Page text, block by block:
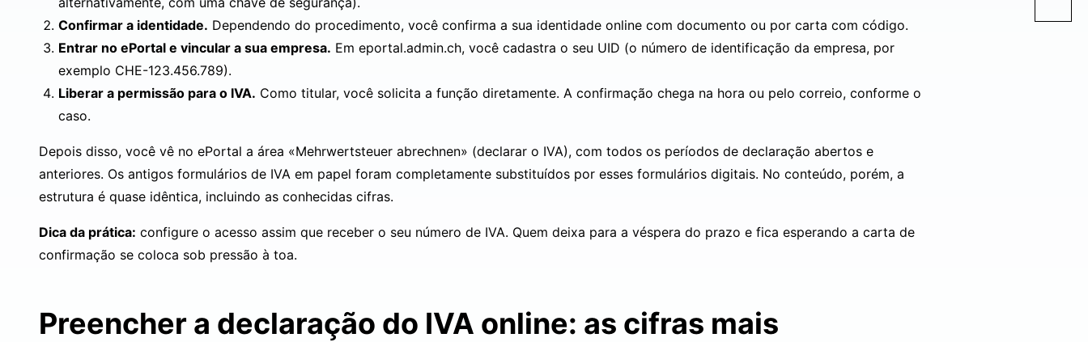
Confirmar a identidade. Dependendo do procedimento, você confirma a sua identidade online com documento ou por carta com código.
Entrar no ePortal e vincular a sua empresa. Em eportal.admin.ch, você cadastra o seu UID (o número de identificação da empresa, por
exemplo CHE-123.456.789).
Liberar a permissão para o IVA. Como titular, você solicita a função diretamente. A confirmação chega na hora ou pelo correio, conforme o
caso.
Depois disso, você vê no ePortal a área «Mehrwertsteuer abrechnen» (declarar o IVA), com todos os períodos de declaração abertos e
anteriores. Os antigos formulários de IVA em papel foram completamente substituídos por esses formulários digitais. No conteúdo, porém, a
estrutura é quase idêntica, incluindo as conhecidas cifras.
Dica da prática: configure o acesso assim que receber o seu número de IVA. Quem deixa para a véspera do prazo e fica esperando a carta de
confirmação se coloca sob pressão à toa.
Preencher a declaração do IVA online: as cifras mais